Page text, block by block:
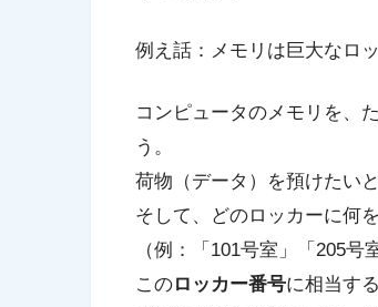
例え話：メモリは巨大なロ
コンピュータのメモリを、
う。
荷物（データ）を預けたい
そして、どのロッカーに何
（例：「101号室」「205号
このロッカー番号に相当す